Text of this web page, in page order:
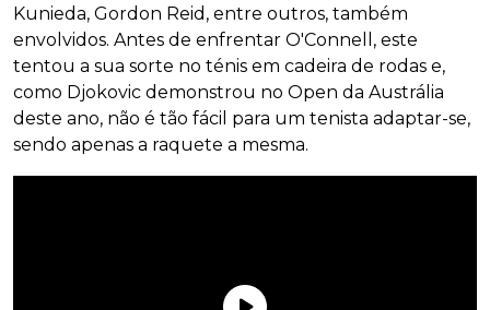
Kunieda, Gordon Reid, entre outros, também
envolvidos. Antes de enfrentar O'Connell, este
tentou a sua sorte no ténis em cadeira de rodas e,
como Djokovic demonstrou no Open da Austrália
deste ano, não é tão fácil para um tenista adaptar-se,
sendo apenas a raquete a mesma.